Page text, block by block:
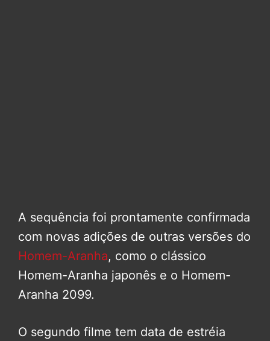
A sequência foi prontamente confirmada
com novas adições de outras versões do
Homem-Aranha, como o clássico
Homem-Aranha japonês e o Homem-
Aranha 2099.
O segundo filme tem data de estréia